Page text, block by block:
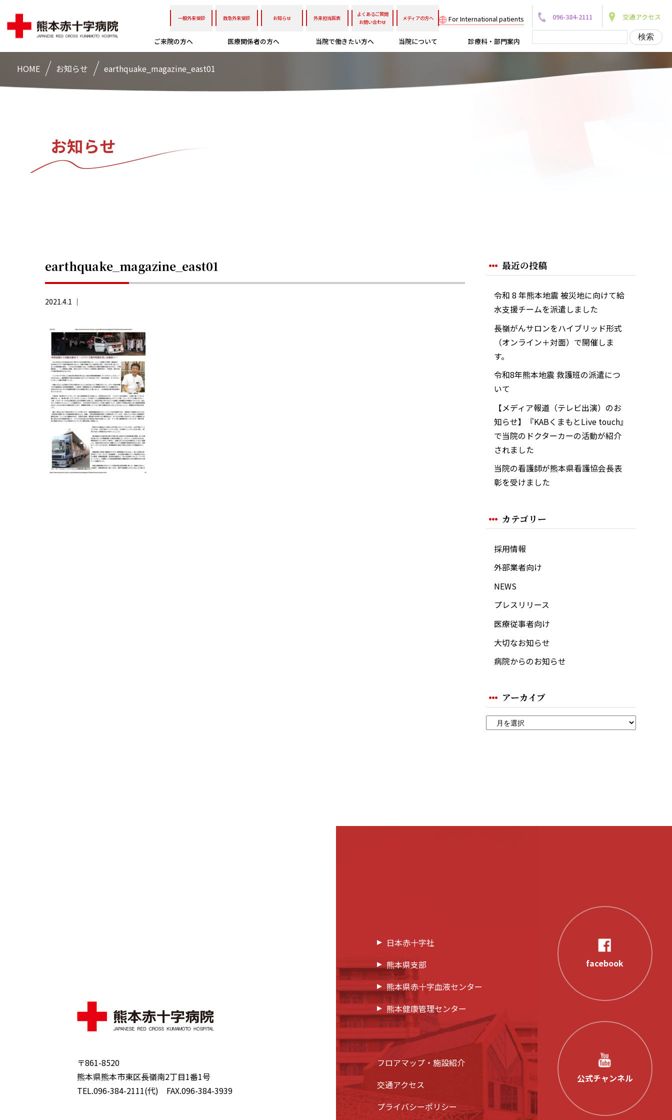
一般外来受診 救急外来受診 お知らせ 外来担当医表
よくあるご質問
お問い合わせ
メディアの方へ For International patients
ご来院の方へ 医療関係者の方へ 当院で働きたい方へ 当院について 診療科・部門案内
096-384-2111 交通アクセス
HOME お知らせ earthquake_magazine_east01
お知らせ
earthquake_magazine_east01
2021.4.1 ｜
最近の投稿
令和 8 年熊本地震 被災地に向けて給
水支援チームを派遣しました
長嶺がんサロンをハイブリッド形式
（オンライン＋対面）で開催しま
す。
令和8年熊本地震 救護班の派遣につ
いて
【メディア報道（テレビ出演）のお
知らせ】『KABくまもとLive touch』
で当院のドクターカーの活動が紹介
されました
当院の看護師が熊本県看護協会長表
彰を受けました
カテゴリー
採用情報
外部業者向け
NEWS
プレスリリース
医療従事者向け
大切なお知らせ
病院からのお知らせ
アーカイブ
〒861-8520
熊本県熊本市東区長嶺南2丁目1番1号
TEL.096-384-2111(代) FAX.096-384-3939
日本赤十字社
熊本県支部
熊本県赤十字血液センター
熊本健康管理センター
フロアマップ・施設紹介
交通アクセス
プライバシーポリシー
facebook
公式チャンネル